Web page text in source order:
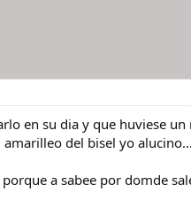
en su dia y que huviese
del bisel yo
a sabee por domde